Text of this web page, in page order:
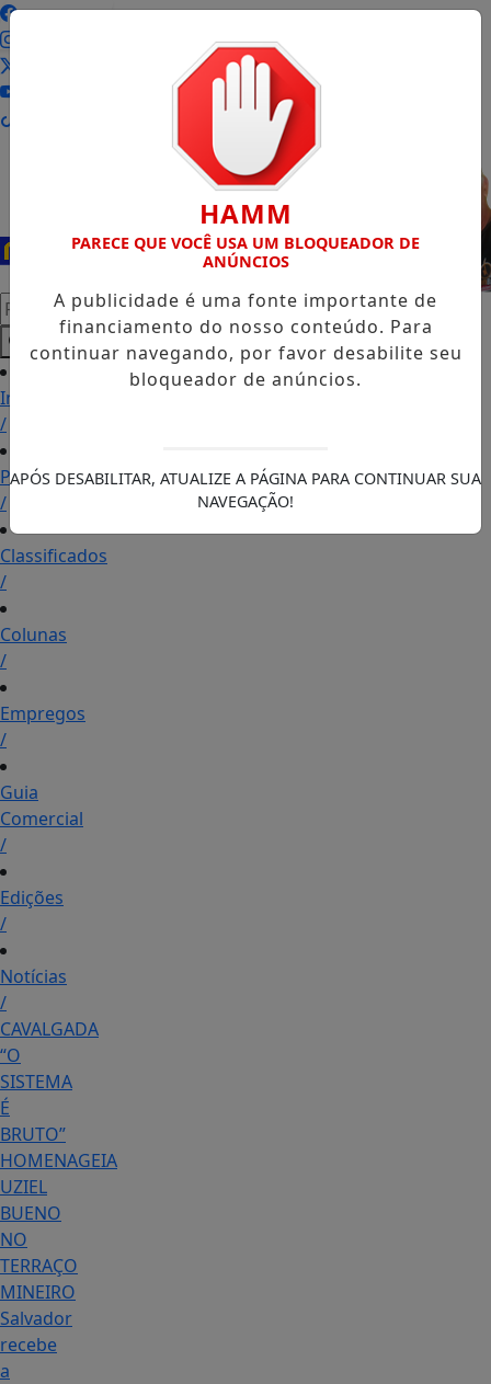
Pesquisar Notícia
Início
/
Podcasts
/
Classificados
/
Colunas
/
Empregos
/
Guia
Comercial
/
Edições
/
Notícias
/
CAVALGADA
“O
SISTEMA
É
BRUTO”
HOMENAGEIA
UZIEL
BUENO
NO
TERRAÇO
MINEIRO
Salvador
recebe
a
HAMM
PARECE QUE VOCÊ USA UM BLOQUEADOR DE
ANÚNCIOS
A publicidade é uma fonte importante de
financiamento do nosso conteúdo. Para
continuar navegando, por favor desabilite seu
bloqueador de anúncios.
APÓS DESABILITAR, ATUALIZE A PÁGINA PARA CONTINUAR SUA
NAVEGAÇÃO!